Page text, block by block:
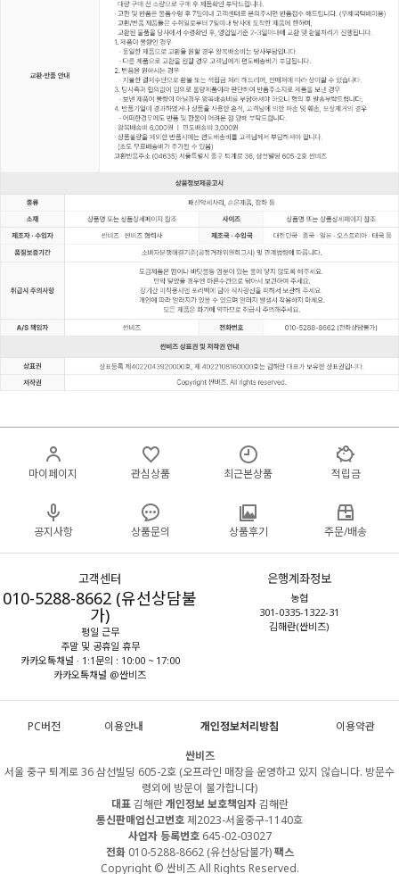
마이페이지 관심상품 최근본상품 적립금
공지사항 상품문의 상품후기 주문/배송
고객센터
010-5288-8662 (유선상담불
가)
평일 근무
주말 및 공휴일 휴무
카카오톡채널 · 1:1문의 : 10:00 ~ 17:00
카카오톡채널 @싼비즈
은행계좌정보
농협
301-0335-1322-31
김해란(싼비즈)
PC버전 이용안내 개인정보처리방침
이용약관
싼비즈
서울 중구 퇴계로 36 삼선빌딩 605-2호 (오프라인 매장을 운영하고 있지 않습니다. 방문수
령외에 방문이 불가합니다)
대표김해란개인정보 보호책임자김해란
통신판매업신고번호제2023-서울중구-1140호
사업자 등록번호645-02-03027
전화010-5288-8662 (유선상담불가)팩스
Copyright © 싼비즈 All Rights Reserved.